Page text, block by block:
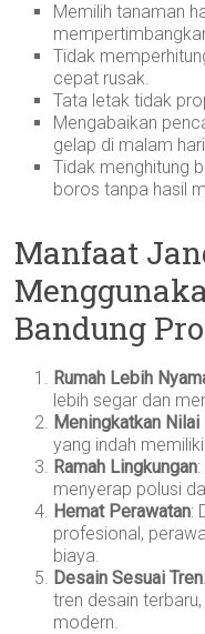
Memilih tanaman
Tidak
cepat rusak.
Tata letak tidak
Mengabaikan
gelap di malam
Tidak menghitung
boros tanpa hasil
Manfaat
Bandung
Rumah Lebih
lebih segar dan
Meningkatkan
yang indah
Ramah Lingkungan
menyerap polusi
Hemat Perawatan:
profesional,
biaya.
Desain Sesuai Tren
tren desain
modern.